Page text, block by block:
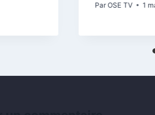
Par OSE TV 1